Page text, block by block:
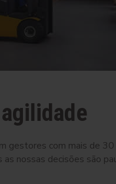
gestores com mais de
nossas decisões são